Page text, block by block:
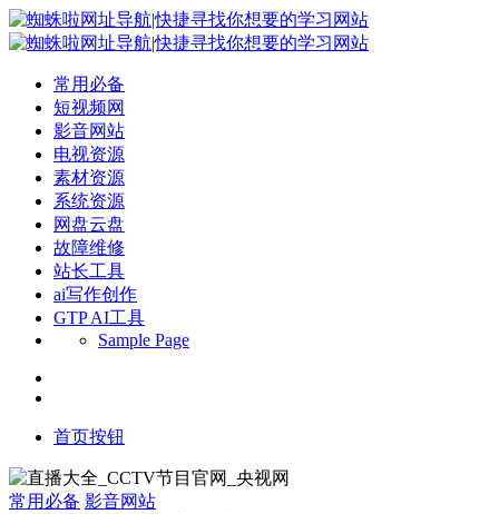
常用必备
短视频网
影音网站
电视资源
素材资源
系统资源
网盘云盘
故障维修
站长工具
ai写作创作
GTP AI工具
Sample Page
首页按钮
常用必备 影音网站